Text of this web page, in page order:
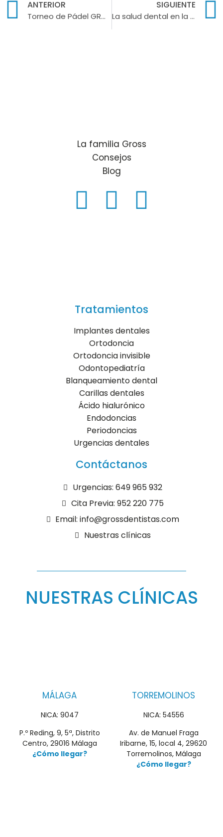
ANTERIOR
Torneo de Pádel GROSS Dentistas
SIGUIENTE
La salud dental en la tercera edad
La familia Gross
Consejos
Blog
Tratamientos
Implantes dentales
Ortodoncia
Ortodoncia invisible
Odontopediatría
Blanqueamiento dental
Carillas dentales
Ácido hialurónico
Endodoncias
Periodoncias
Urgencias dentales
Contáctanos
Urgencias: 649 965 932
Cita Previa: 952 220 775
Email: info@grossdentistas.com
Nuestras clínicas
NUESTRAS CLÍNICAS
MÁLAGA
NICA: 9047
P.º Reding, 9, 5ª, Distrito
Centro, 29016 Málaga
¿Cómo llegar?
TORREMOLINOS
NICA: 54556
Av. de Manuel Fraga
Iribarne, 15, local 4, 29620
Torremolinos, Málaga
¿Cómo llegar?